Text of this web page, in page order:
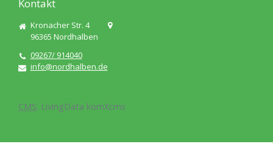
Kontakt
Kronacher Str. 4
96365 Nordhalben
09267/ 914040
info@nordhalben.de
CMS: LivingData komXcms